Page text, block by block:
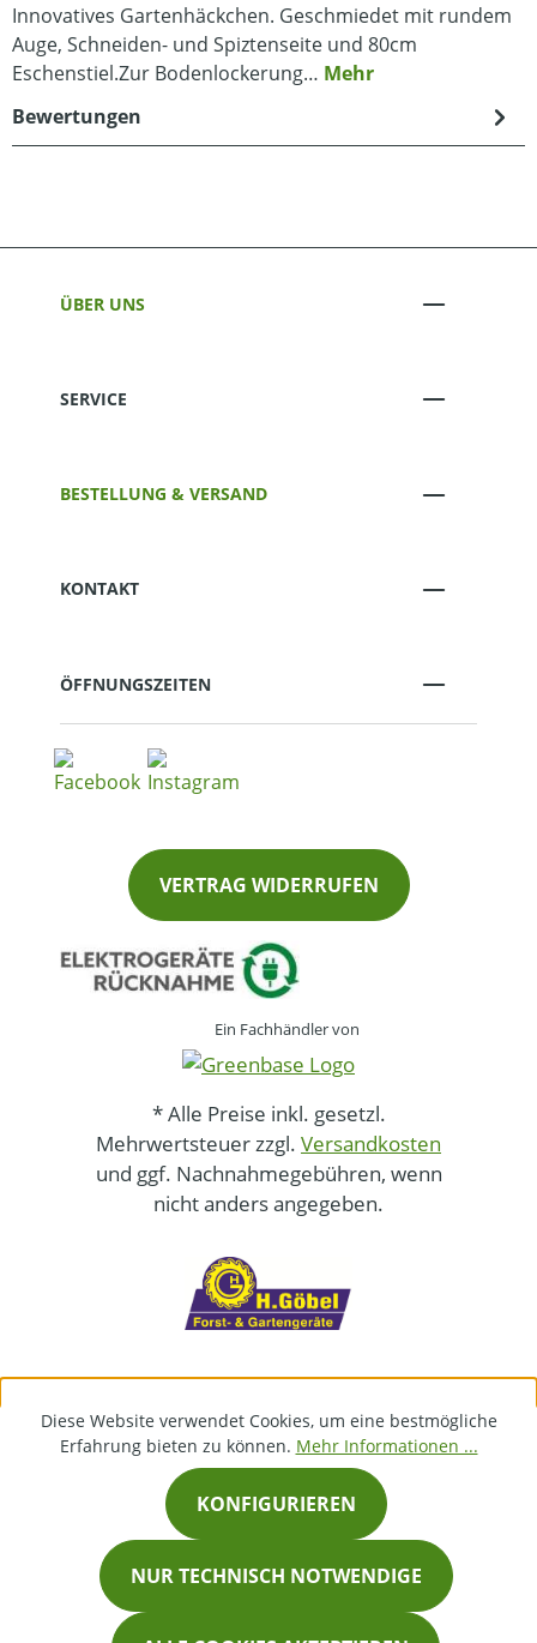
Innovatives Gartenhäckchen. Geschmiedet mit rundem
Auge, Schneiden- und Spiztenseite und 80cm
Eschenstiel.Zur Bodenlockerung… Mehr
Bewertungen
ÜBER UNS
SERVICE
BESTELLUNG & VERSAND
KONTAKT
ÖFFNUNGSZEITEN
VERTRAG WIDERRUFEN
Ein Fachhändler von
* Alle Preise inkl. gesetzl.
Mehrwertsteuer zzgl. Versandkosten
und ggf. Nachnahmegebühren, wenn
nicht anders angegeben.
Diese Website verwendet Cookies, um eine bestmögliche
Erfahrung bieten zu können. Mehr Informationen ...
NUR TECHNISCH NOTWENDIGE
KONFIGURIEREN